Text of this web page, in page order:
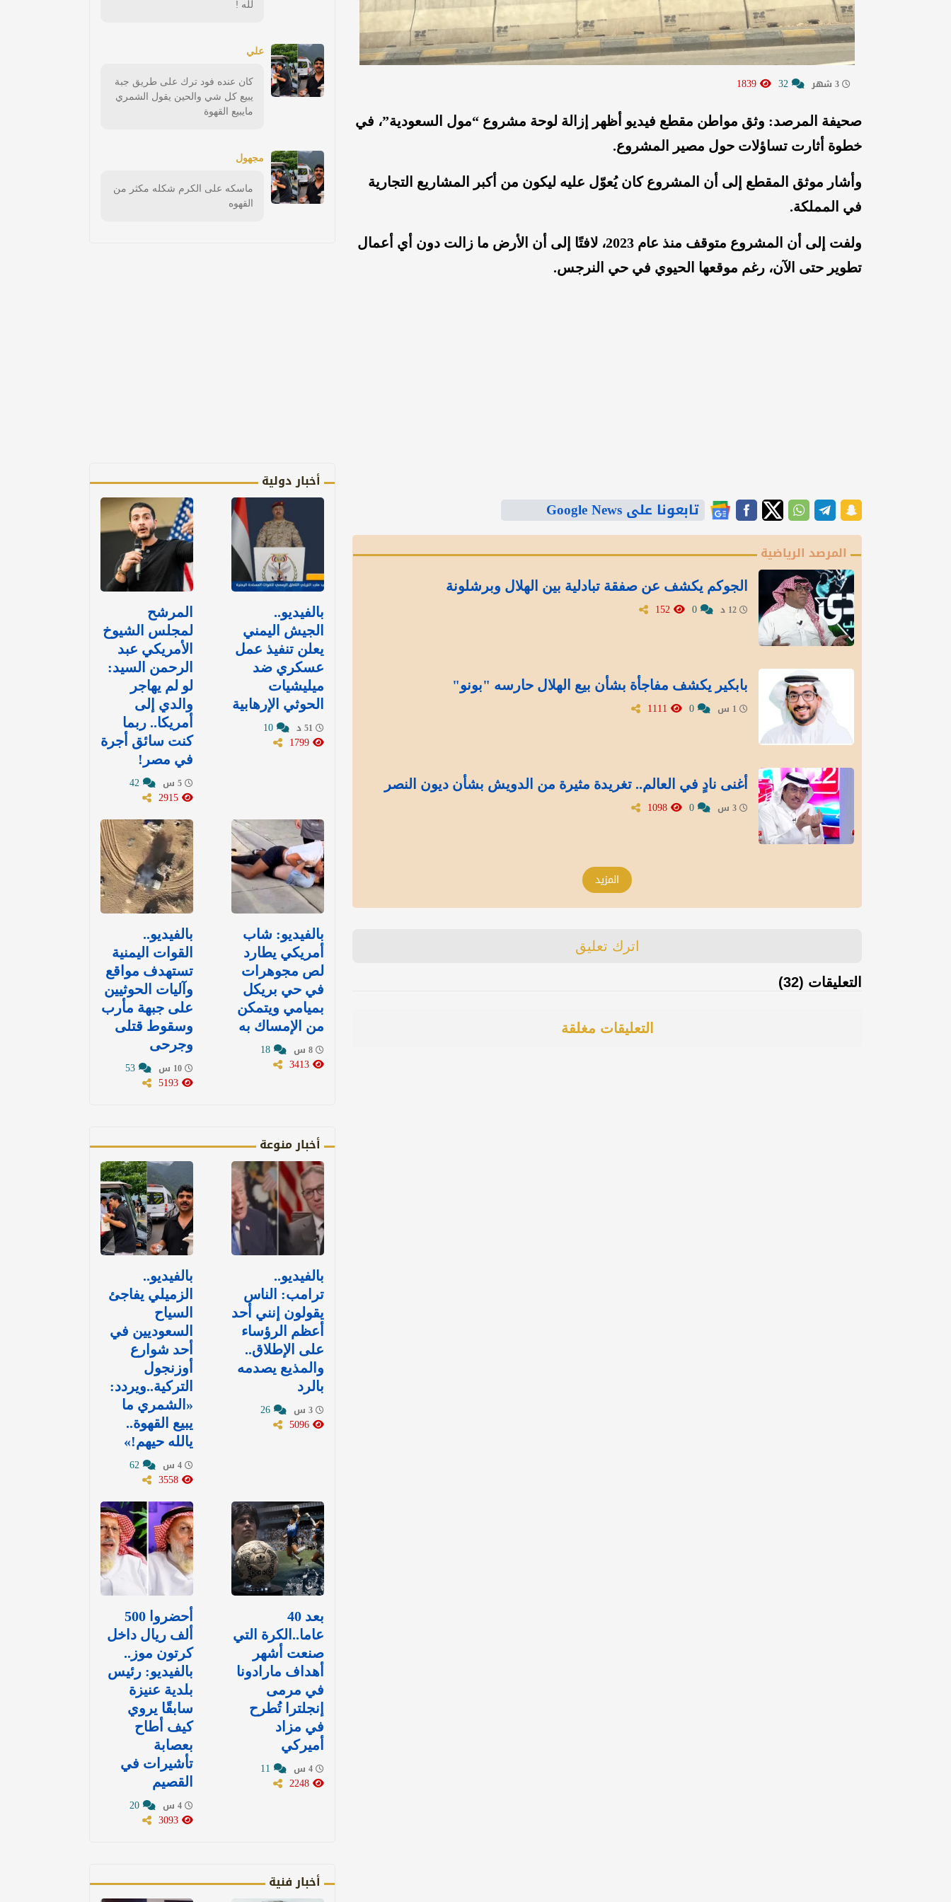
صحيفة المرصد: وثق مواطن مقطع فيديو أظهر إزالة لوحة مشروع “مول السعودية”، في
خطوة أثارت تساؤلات حول مصير المشروع.
وأشار موثق المقطع إلى أن المشروع كان يُعوّل عليه ليكون من أكبر المشاريع التجارية
في المملكة.
ولفت إلى أن المشروع متوقف منذ عام 2023، لافتًا إلى أن الأرض ما زالت دون أي أعمال
تطوير حتى الآن، رغم موقعها الحيوي في حي النرجس.
تابعونا على Google News
المرصد الرياضية
الجوكم يكشف عن صفقة تبادلية بين الهلال وبرشلونة
بابكير يكشف مفاجأة بشأن بيع الهلال حارسه "بونو"
أغنى نادٍ في العالم.. تغريدة مثيرة من الدويش بشأن ديون النصر
المزيد
اترك تعليق
التعليقات (32)
التعليقات مغلقة
لله !
علي
كان عنده فود ترك على طريق جبة
يبيع كل شي والحين يقول الشمري
مايبيع القهوة
مجهول
ماسكه على الكرم شكله مكثر من
القهوه
أخبار دولية
بالفيديو..
الجيش اليمني
يعلن تنفيذ عمل
عسكري ضد
ميليشيات
الحوثي الإرهابية
المرشح
لمجلس الشيوخ
الأمريكي عبد
الرحمن السيد:
لو لم يهاجر
والدي إلى
أمريكا.. ربما
كنت سائق أجرة
في مصر!
بالفيديو: شاب
أمريكي يطارد
لص مجوهرات
في حي بريكل
بميامي ويتمكن
من الإمساك به
بالفيديو..
القوات اليمنية
تستهدف مواقع
وآليات الحوثيين
على جبهة مأرب
وسقوط قتلى
وجرحى
أخبار منوعة
بالفيديو..
ترامب: الناس
يقولون إنني أحد
أعظم الرؤساء
على الإطلاق..
والمذيع يصدمه
بالرد
بالفيديو..
الزميلي يفاجئ
السياح
السعوديين في
أحد شوارع
أوزنجول
التركية..ويردد:
«الشمري ما
يبيع القهوة..
يالله حيهم!»
بعد 40
عاما..الكرة التي
صنعت أشهر
أهداف مارادونا
في مرمى
إنجلترا تُطرح
في مزاد
أميركي
أحضروا 500
ألف ريال داخل
كرتون موز..
بالفيديو: رئيس
بلدية عنيزة
سابقًا يروي
كيف أطاح
بعصابة
تأشيرات في
القصيم
أخبار فنية